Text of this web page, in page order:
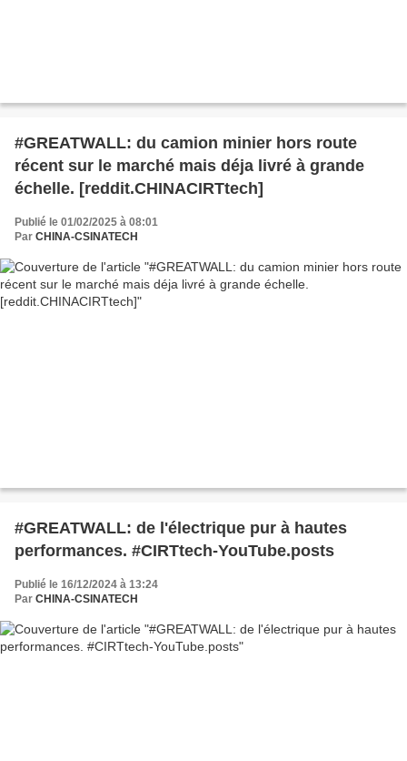
#GREATWALL: du camion minier hors route
récent sur le marché mais déja livré à grande
échelle. [reddit.CHINACIRTtech]
Publié le 01/02/2025 à 08:01
Par CHINA-CSINATECH
#GREATWALL: de l'électrique pur à hautes
performances. #CIRTtech-YouTube.posts
Publié le 16/12/2024 à 13:24
Par CHINA-CSINATECH